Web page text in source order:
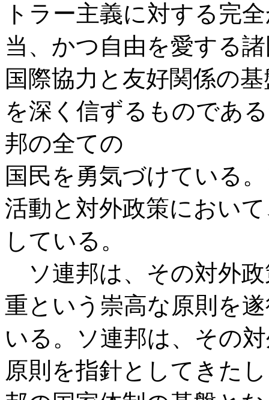
トラー主義に対する完
当、かつ自由を愛する
国際協力と友好関係の
を深く信ずるものであ
邦の全ての
国民を勇気づけている
活動と対外政策におい
している。
ソ連邦は、その対外
重という崇高な原則を
いる。ソ連邦は、その
原則を指針としてきた